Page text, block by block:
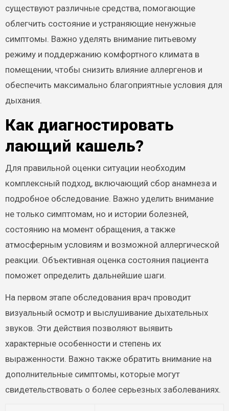
существуют различные средства, помогающие
облегчить состояние и устраняющие ненужные
симптомы. Важно уделять внимание питьевому
режиму и поддержанию комфортного климата в
помещении, чтобы снизить влияние аллергенов и
обеспечить максимально благоприятные условия для
дыхания.
Как диагностировать
лающий кашель?
Для правильной оценки ситуации необходим
комплексный подход, включающий сбор анамнеза и
подробное обследование. Важно уделить внимание
не только симптомам, но и истории болезней,
состоянию на момент обращения, а также
атмосферным условиям и возможной аллергической
реакции. Объективная оценка состояния пациента
поможет определить дальнейшие шаги.
На первом этапе обследования врач проводит
визуальный осмотр и выслушивание дыхательных
звуков. Эти действия позволяют выявить
характерные особенности и степень их
выраженности. Важно также обратить внимание на
дополнительные симптомы, которые могут
свидетельствовать о более серьезных заболеваниях.